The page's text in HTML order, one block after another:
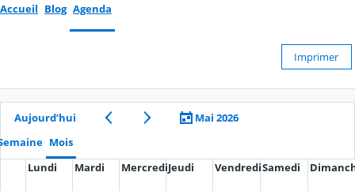
Accueil Blog Agenda
Imprimer
Aujourd’hui
Mai 2026
Mois
Lundi
Mardi MercrediJeudi VendrediSamedi